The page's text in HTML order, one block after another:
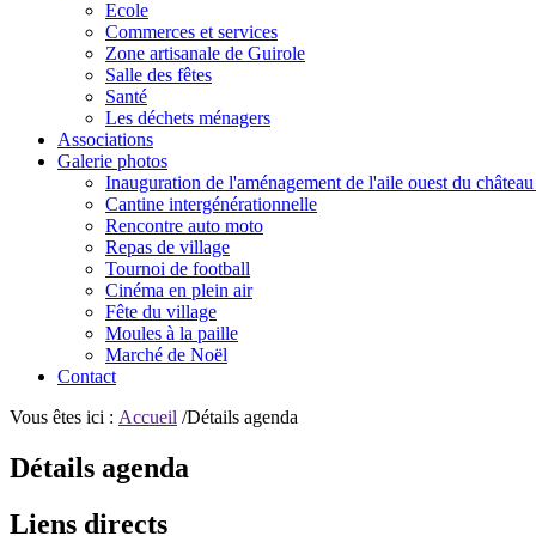
Ecole
Commerces et services
Zone artisanale de Guirole
Salle des fêtes
Santé
Les déchets ménagers
Associations
Galerie photos
Inauguration de l'aménagement de l'aile ouest du
Cantine intergénérationnelle
Rencontre auto moto
Repas de village
Tournoi de football
Cinéma en plein air
Fête du village
Moules à la paille
Marché de Noël
Contact
Vous êtes ici : Accueil /Détails agenda
Détails agenda
Liens directs